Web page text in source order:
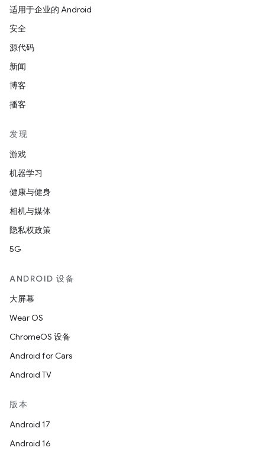
适用于企业的 Android
安全
源代码
新闻
博客
播客
发现
游戏
机器学习
健康与健身
相机与媒体
隐私权政策
5G
ANDROID 设备
大屏幕
Wear OS
ChromeOS 设备
Android for Cars
Android TV
版本
Android 17
Android 16